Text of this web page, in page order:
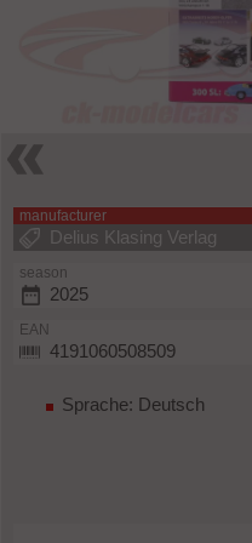
manufacturer
Delius Klasing Verlag
season
2025
EAN
4191060508509
Sprache: Deutsch